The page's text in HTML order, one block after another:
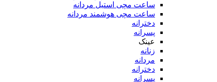
ساعت مچی استیل مردانه
ساعت مچی هوشمند مردانه
دخترانه
پسرانه
عینک
زنانه
مردانه
دخترانه
پسرانه